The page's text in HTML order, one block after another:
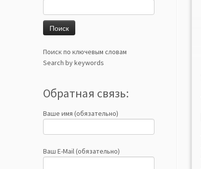
Поиск по ключевым словам
Search by keywords
Обратная связь:
Ваше имя (обязательно)
Ваш E-Mail (обязательно)